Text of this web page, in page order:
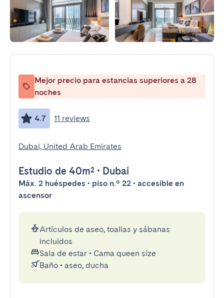
Mejor precio para estancias superiores a 28
noches
4.7 11 reviews
Dubai, United Arab Emirates
Estudio de 40m² • Dubai
Máx. 2 huéspedes • piso n.º 22 • accesible en
ascensor
Artículos de aseo, toallas y sábanas
incluidos
Sala de estar • Cama queen size
Baño • aseo, ducha